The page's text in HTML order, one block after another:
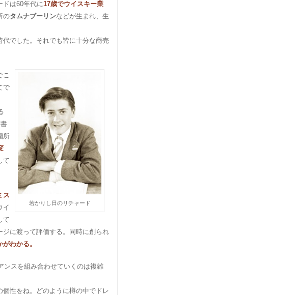
ドは60年代に 17歳でウイスキー業
のタムナブーリンなどが生まれ、生
代でした。それでも皆に十分な商売
若かりし日のリチャード
こ
で
所
て
ス
イ
て
に渡って評価する。同時に創られ
わかる。
ンスを組み合わせていくのは複雑
個性をね。どのように樽の中でドレ